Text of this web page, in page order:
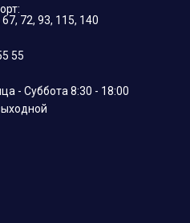
72, 93, 115, 140
55
- Суббота 8:30 - 18:00